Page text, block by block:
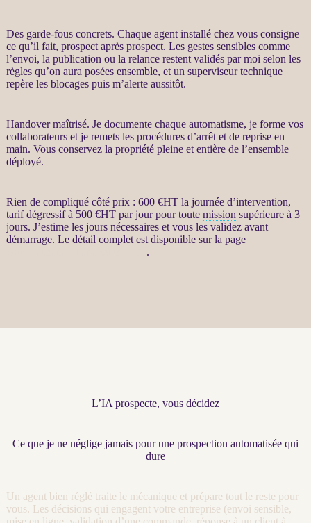
Des garde-fousconcrets. Chaque agentinstallé chez vous consigne
ce qu’il fait, prospectaprès prospect. Les gestes sensibles comme
l’envoi, la publication ou la relancerestent validés par moi selon les
règles qu’on aura posées ensemble, et un superviseur technique
repère les blocages puis m’alerteaussitôt.
Handover maîtrisé. Je documente chaque automatisme, je forme vos
collaborateurs et je remets les procédures d’arrêt et de reprise en
main. Vous conservez la propriété pleine et entière de l’ensemble
déployé.
Rien de compliqué côté prix : 600 €HTla journée d’intervention,
tarif dégressif à 500 €HTpar jour pour toute mission supérieure à 3
jours. J’estime les jours nécessaires et vous les validez avant
démarrage. Le détail complet est disponible sur la page
.
L’IA prospecte, vous décidez
Ce que je ne néglige jamais pour une prospection automatisée qui
dure
Un agent bien réglé traite le mécanique et prépare tout le reste pour
vous. Les décisions qui engagent votre entreprise (envoi sensible,